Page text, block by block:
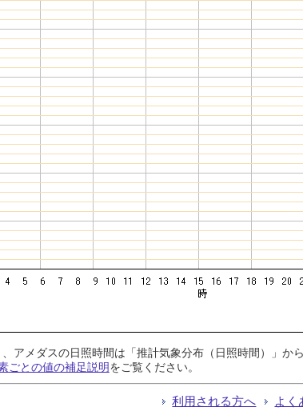
アメダスの日照時間は「推計気象分布（日照時間）」か
ごとの値の補足説明をご覧ください。
利用される方へ よく